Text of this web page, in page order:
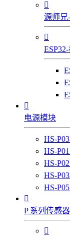

源师兄


电源模块
HS-
HS-
HS-
HS-
HS-

P 系列传感器
